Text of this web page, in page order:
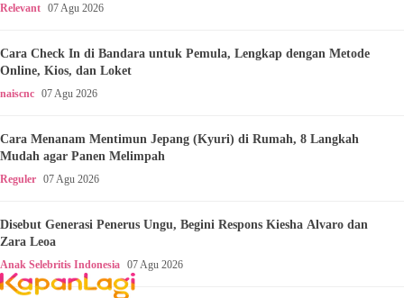
Relevant 07 Agu 2026
Cara Check In di Bandara untuk Pemula, Lengkap dengan Metode
Online, Kios, dan Loket
naiscnc 07 Agu 2026
Cara Menanam Mentimun Jepang (Kyuri) di Rumah, 8 Langkah
Mudah agar Panen Melimpah
Reguler 07 Agu 2026
Disebut Generasi Penerus Ungu, Begini Respons Kiesha Alvaro dan
Zara Leoa
Anak Selebritis Indonesia 07 Agu 2026